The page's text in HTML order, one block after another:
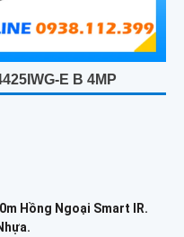
E B 4MP
Hồng Ngoại Smart IR.